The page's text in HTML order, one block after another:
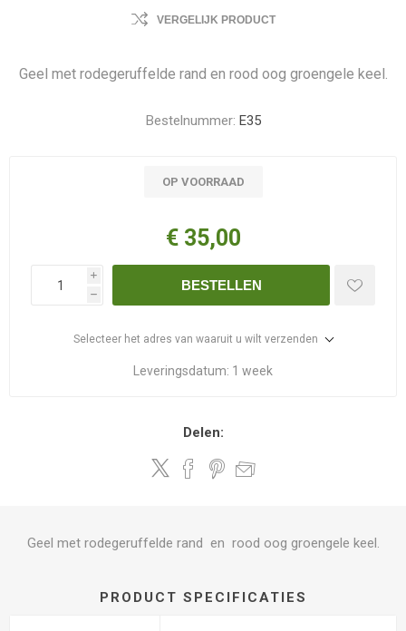
VERGELIJK PRODUCT
Geel met rodegeruffelde rand en rood oog groengele keel.
Bestelnummer: E35
OP VOORRAAD
€ 35,00
i
h
BESTELLEN
Selecteer het adres van waaruit u wilt verzenden
Leveringsdatum: 1 week
Delen:
Geel met rodegeruffelde rand en rood oog groengele keel.
PRODUCT SPECIFICATIES